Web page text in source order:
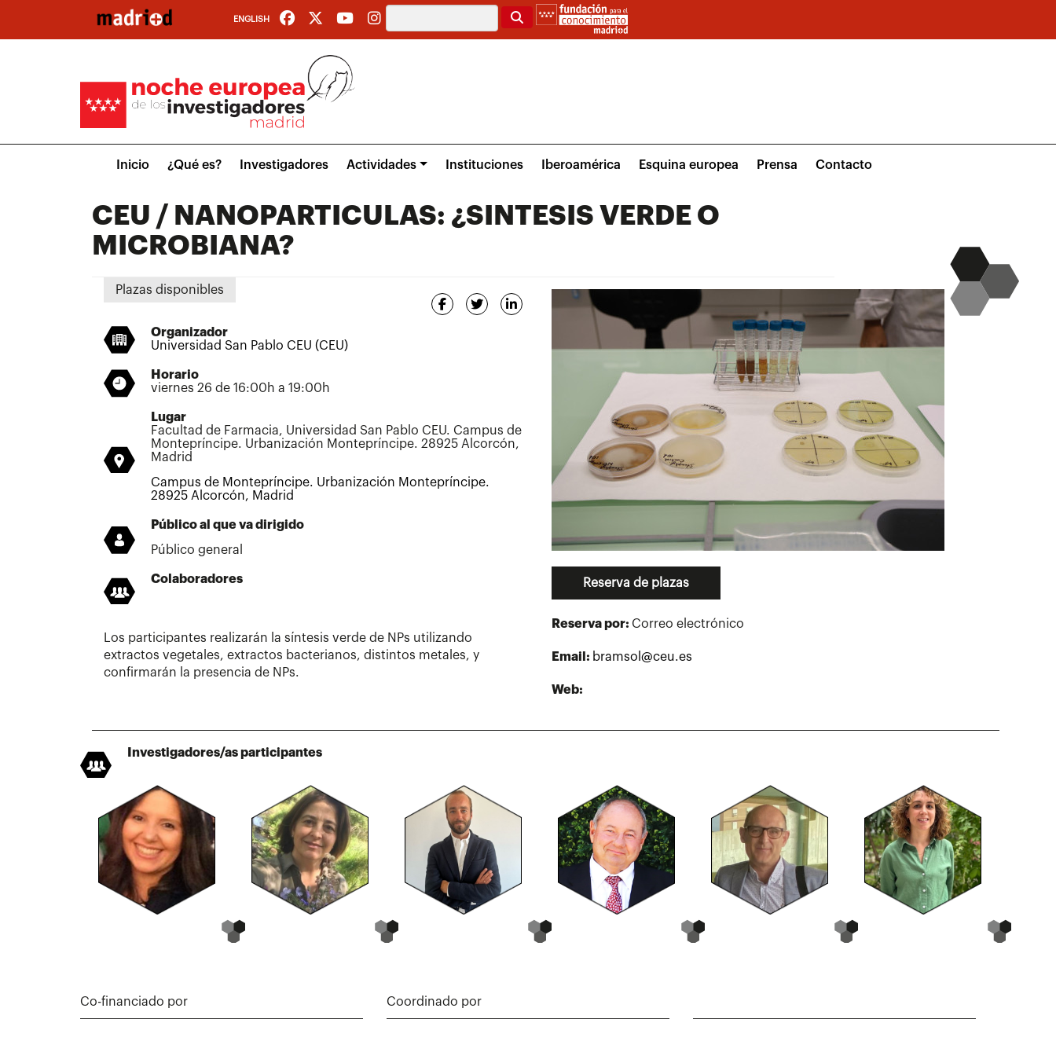
contenido
ENGLISH Buscar
menuInicio ¿Qué es? Investigadores Actividades Instituciones Iberoamérica Esquina europea Prensa Contacto
CEU / NANOPARTICULAS: ¿SINTESIS VERDE O
MICROBIANA?
Plazas disponibles
Organizador
Universidad San Pablo CEU (CEU)
Horario
viernes 26 de 16:00h a 19:00h
Lugar
Facultad de Farmacia, Universidad San Pablo CEU. Campus de
Montepríncipe. Urbanización Montepríncipe. 28925 Alcorcón,
Madrid
Campus de Montepríncipe. Urbanización Montepríncipe.
28925 Alcorcón, Madrid
Público al que va dirigido
Público general
Colaboradores
Los participantes realizarán la síntesis verde de NPs utilizando
extractos vegetales, extractos bacterianos, distintos metales, y
confirmarán la presencia de NPs.
Reserva de plazas
Reserva por: Correo electrónico
Email: bramsol@ceu.es​
Web:
Investigadores/as participantes
Co-financiado por Coordinado por